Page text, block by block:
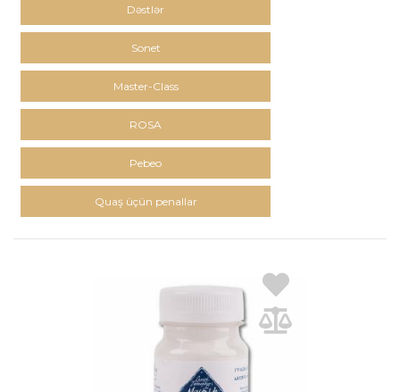
Dəstlər
Sonet
Master-Class
ROSA
Pebeo
Quaş üçün penallar